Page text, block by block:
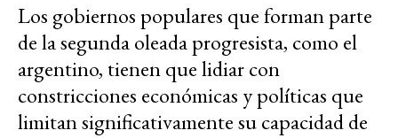
Los gobiernos populares que forman parte
de la segunda oleada progresista, como el
argentino, tienen que lidiar con
constricciones económicas y políticas que
limitan significativamente su capacidad de